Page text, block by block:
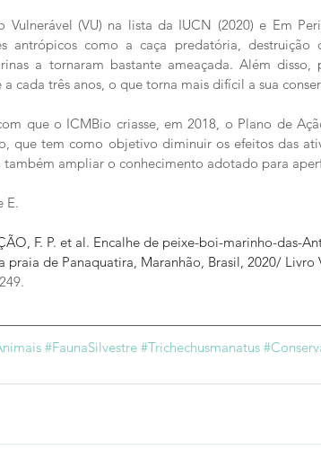
Vulnerável (VU) na lista da IUCN (2020) e Em
antrópicos como a caça predatória,
a tornaram bastante ameaçada. Além
cada três anos, o que torna mais difícil a sua
que o ICMBio criasse, em 2018, o Plano de
que tem como objetivo diminuir os efeitos das
ampliar o conhecimento adotado para
E.
F. P. et al. Encalhe de peixe-boi-marinho-das-
praia de Panaquatira, Maranhão, Brasil, 2020/
#FaunaSilvestre #Trichechusmanatus